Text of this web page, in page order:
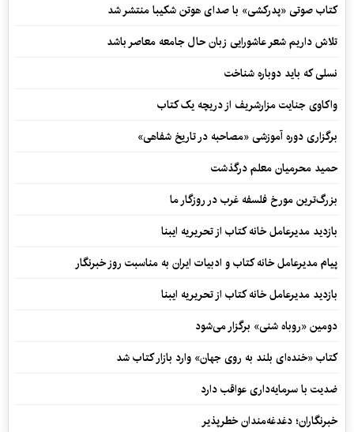
کتاب صوتی «پدرکشی» با صدای هوتن شکیبا منتشر شد
تلاش داریم شعر عاشورایی زبان حال جامعه معاصر باشد
نسلی که باید دوباره شناخت
واکاوی جنایت مزارشریف از دریچه یک کتاب
برگزاری دوره آموزشی «مصاحبه در تاریخ شفاهی»
حمید محرمیان معلم درگذشت
بزرگ‌ترین مورخ فلسفه غرب در روزگار ما
بازدید مدیرعامل خانه کتاب از تحریریه ایبنا
پیام مدیرعامل خانه کتاب و ادبیات ایران به مناسبت روز خبرنگار
بازدید مدیرعامل خانه کتاب از تحریریه ایبنا
دومین «روباه شنی» برگزار می‌شود
کتاب «خنده‌ای بلند به روی جهان» وارد بازار کتاب شد
ضدیت با سرمایه‌داری عواقب دارد
خبرنگاران؛ دغدغه‌مندان خطرپذیر